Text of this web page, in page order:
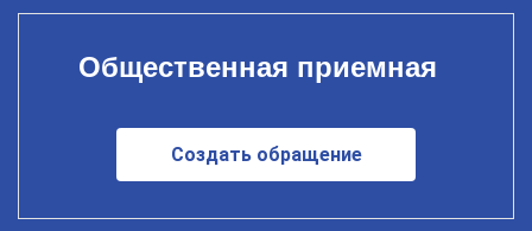
Общественная приемная
Создать обращение